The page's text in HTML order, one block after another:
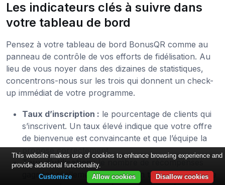
Les indicateurs clés à suivre dans
votre tableau de bord
Pensez à votre tableau de bord BonusQR comme au
panneau de contrôle de vos efforts de fidélisation. Au
lieu de vous noyer dans des dizaines de statistiques,
concentrons-nous sur les trois qui donnent un check-
up immédiat de votre programme.
Taux d’inscription : le pourcentage de clients qui
s’inscrivent. Un taux élevé indique que votre offre
de bienvenue est convaincante et que l’équipe la
propose correctement.
Taux d’utilisation :le nombre de récompenses
gagnées réellement utilisées. Un taux élevé prouve
This website makes use of cookies to enhance browsing experience and
provide additional functionality.
Disallow cookies
Allow cookies
Customize